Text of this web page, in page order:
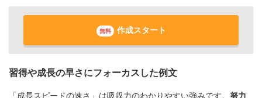
無料 作成スタート
習得や成長の早さにフォーカスした例文
「成長スピードの速さ」は吸収力のわかりやすい強みです。 努力